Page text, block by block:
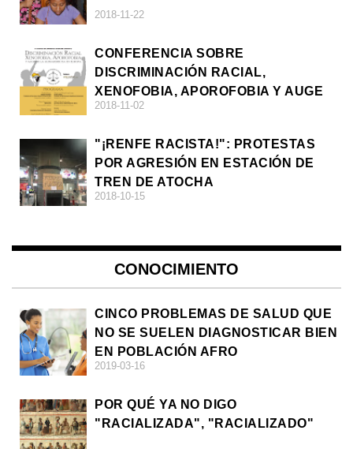
2018-11-22
CONFERENCIA SOBRE
DISCRIMINACIÓN RACIAL,
XENOFOBIA, APOROFOBIA Y AUGE
DE LA ULTRADERECHA EN EUROPA
2018-11-02
"¡RENFE RACISTA!": PROTESTAS
POR AGRESIÓN EN ESTACIÓN DE
TREN DE ATOCHA
2018-10-15
CONOCIMIENTO
CINCO PROBLEMAS DE SALUD QUE
NO SE SUELEN DIAGNOSTICAR BIEN
EN POBLACIÓN AFRO
2019-03-16
POR QUÉ YA NO DIGO
"RACIALIZADA", "RACIALIZADO"